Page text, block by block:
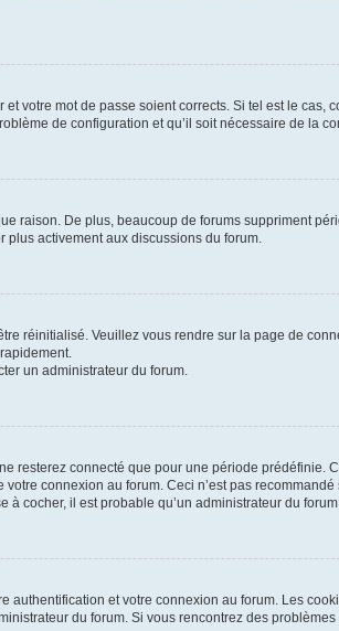
votre mot de passe soient corrects. Si tel est le cas,
de configuration et qu’il soit nécessaire de la
raison. De plus, beaucoup de forums suppriment
activement aux discussions du forum.
réinitialisé. Veuillez vous rendre sur la page de
un administrateur du forum.
resterez connecté que pour une période prédéfinie.
connexion au forum. Ceci n’est pas
cocher, il est probable qu’un administrateur du
et votre connexion au forum. Les
du forum. Si vous rencontrez des